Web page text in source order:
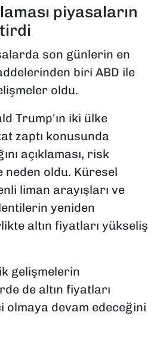
piyasaların
son günlerin en
biri ABD ile
oldu.
Trump'ın iki ülke
zaptı konusunda
açıklaması, risk
neden oldu. Küresel
liman arayışları ve
yeniden
altın fiyatları yükseliş
gelişmelerin
de altın fiyatları
olmaya devam edeceğini